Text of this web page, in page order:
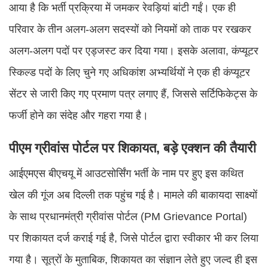
आया है कि भर्ती प्रक्रिया में जमकर रेवड़ियां बांटी गईं। एक ही
परिवार के तीन अलग-अलग सदस्यों को नियमों को ताक पर रखकर
अलग-अलग पदों पर एड्जस्ट कर दिया गया। इसके अलावा, कंप्यूटर
स्किल्ड पदों के लिए चुने गए अधिकांश अभ्यर्थियों ने एक ही कंप्यूटर
सेंटर से जारी किए गए प्रमाण पत्र लगाए हैं, जिससे सर्टिफिकेट्स के
फर्जी होने का संदेह और गहरा गया है।
पीएम ग्रीवांस पोर्टल पर शिकायत, बड़े एक्शन की तैयारी
आईएमएस बीएचयू में आउटसोर्सिंग भर्ती के नाम पर हुए इस कथित
खेल की गूंज अब दिल्ली तक पहुंच गई है। मामले की बाकायदा साक्ष्यों
के साथ प्रधानमंत्री ग्रीवांस पोर्टल (PM Grievance Portal)
पर शिकायत दर्ज कराई गई है, जिसे पोर्टल द्वारा स्वीकार भी कर लिया
गया है। सूत्रों के मुताबिक, शिकायत का संज्ञान लेते हुए जल्द ही इस